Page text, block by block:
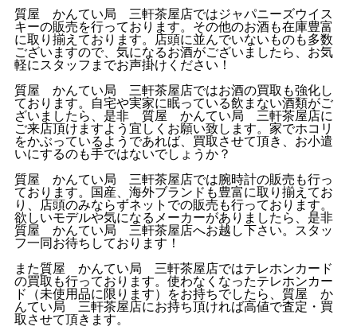
質屋 かんてい局 三軒茶屋店ではジャパニーズウイス
キーの販売を行っております。その他のお酒も在庫豊富
に取り揃えております。店頭に並んでいないものも多数
ございますので、気になるお酒がございましたら、お気
軽にスタッフまでお声掛けください！
質屋 かんてい局 三軒茶屋店ではお酒の買取も強化し
ております。自宅や実家に眠っている飲まない酒類がご
ざいましたら、是非 質屋 かんてい局 三軒茶屋店に
ご来店頂けますよう宜しくお願い致します。家でホコリ
をかぶっているようであれば、買取させて頂き、お小遣
いにするのも手ではないでしょうか？
質屋 かんてい局 三軒茶屋店では腕時計の販売も行っ
ております。国産、海外ブランドも豊富に取り揃えてお
り、店頭のみならずネットでの販売も行っております。
欲しいモデルや気になるメーカーがありましたら、是非
質屋 かんてい局 三軒茶屋店へお越し下さい。スタッ
フ一同お待ちしております！
また質屋 かんてい局 三軒茶屋店ではテレホンカード
の買取も行っております。使わなくなったテレホンカー
ド（未使用品に限ります）をお持ちでしたら、質屋 か
んてい局 三軒茶屋店にお持ち頂ければ高値で査定・買
取させて頂きます。